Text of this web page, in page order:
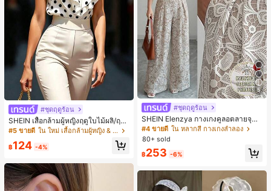
#ชุดฤดูร้อน
SHEIN เสื้อกล้ามผู้หญิงฤดูใบไม้ผลิ/ฤดูร้
อน ใหม่ สไตล์มินิมอลลำลองหรูหรา สีบ
ล็อก ลายจุด คอวี แพตช์เวิร์ก ชายระบา
ย แขนกุด ทรงเข้ารูป อเนกประสงค์, เสื้อ
หญิง, เสื้อเที่ยวพักผ่อนผู้หญิง
#5 ขายดี ใน ใหม่ เสื้อกล้ามผู้หญิง & Camis
฿124 -4%
5
#ชุดฤดูร้อน
SHEIN Elenzya กางเกงคูลอตลายจุดเ
อวสูงแบบใหม่สำหรับฤดูใบไม้ผลิ/ฤดูร้อ
น, สไตล์หรูหราเหมาะสำหรับใส่ในชีวิต
ประจำวันและทำงาน, ให้ความรู้สึกวินเ
ทจสำหรับฤดูรับปริญญา, เทศกาลดนตร
ี, การแข่งม้าดาร์บี้, วันประกาศอิสรภาพ
#4 ขายดี ใน หลากสี กางเกงลำลอง
80+ sold
฿253 -6%